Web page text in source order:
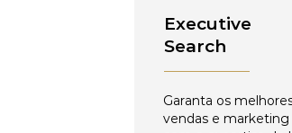
Executive
Search
Garanta os
vendas e